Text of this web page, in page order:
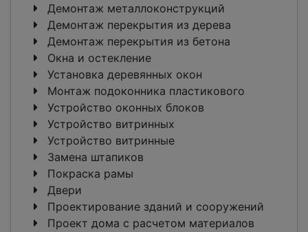
Демонтаж металлоконструкций
Демонтаж перекрытия из дерева
Демонтаж перекрытия из бетона
Окна и остекление
Установка деревянных окон
Монтаж подоконника пластикового
Устройство оконных блоков
Устройство витринных
Устройство витринные
Замена штапиков
Покраска рамы
Двери
Проектирование зданий и сооружений
Проект дома с расчетом материалов